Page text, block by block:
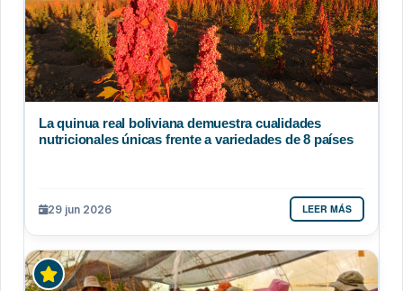
La quinua real boliviana demuestra cualidades
nutricionales únicas frente a variedades de 8 países
29 jun 2026 LEER MÁS